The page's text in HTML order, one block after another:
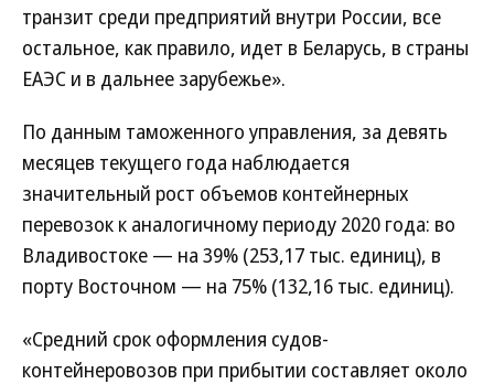
транзит среди предприятий внутри России, все
остальное, как правило, идет в Беларусь, в страны
ЕАЭС и в дальнее зарубежье».
По данным таможенного управления, за девять
месяцев текущего года наблюдается
значительный рост объемов контейнерных
перевозок к аналогичному периоду 2020 года: во
Владивостоке — на 39% (253,17 тыс. единиц), в
порту Восточном — на 75% (132,16 тыс. единиц).
«Средний срок оформления судов-
контейнеровозов при прибытии составляет около